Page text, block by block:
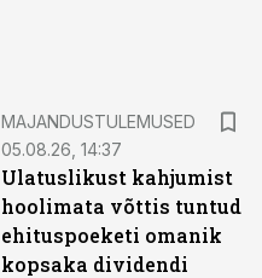
MAJANDUSTULEMUSED
05.08.26, 14:37
Ulatuslikust kahjumist
hoolimata võttis tuntud
ehituspoeketi omanik
kopsaka dividendi